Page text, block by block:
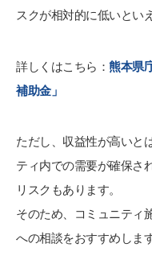
スクが相対的に低いとい
詳しくはこちら： 熊本県
補助金」
ただし、収益性が高いと
ティ内での需要が確保さ
リスクもあります。
そのため、コミュニティ
への相談をおすすめします